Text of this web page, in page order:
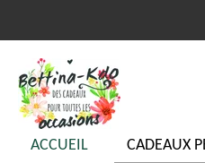
au
contenu
principal
ACCUEIL CADEAUX